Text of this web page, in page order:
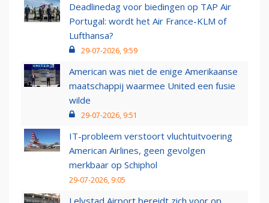
Deadlinedag voor biedingen op TAP Air
Portugal: wordt het Air France-KLM of
Lufthansa?
29-07-2026, 9:59
American was niet de enige Amerikaanse
maatschappij waarmee United een fusie
wilde
29-07-2026, 9:51
IT-probleem verstoort vluchtuitvoering
American Airlines, geen gevolgen
merkbaar op Schiphol
29-07-2026, 9:05